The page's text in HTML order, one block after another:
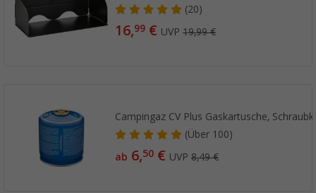
(20)
16,99 € UVP19,99 €
Campingaz CV Plus Gaskartusche,
(Über100)
ab 6,50 € UVP8,49 €